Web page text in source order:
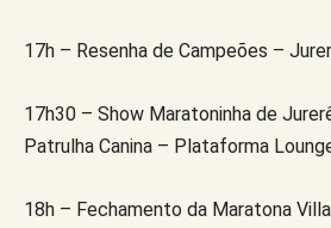
17h – Resenha de Campeões –
17h30 – Show Maratoninha de
Patrulha Canina – Plataforma
18h – Fechamento da Maratona